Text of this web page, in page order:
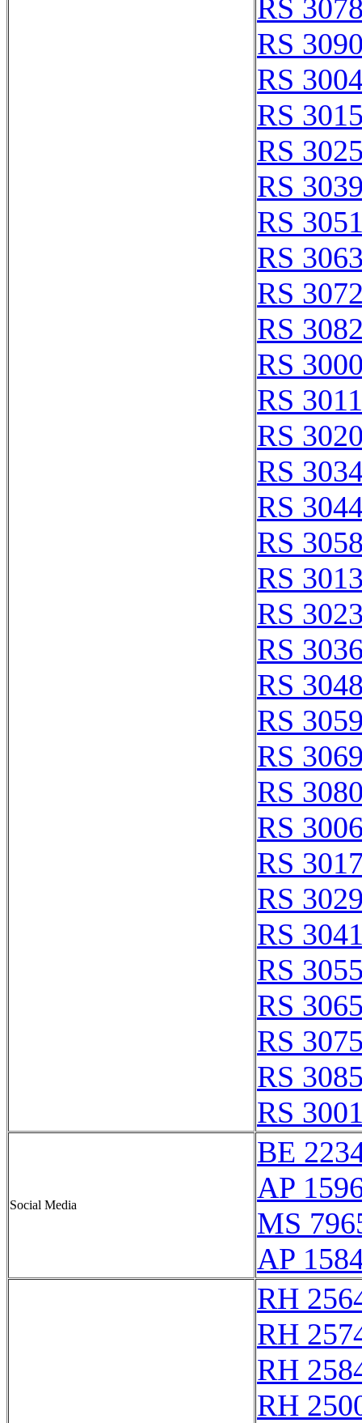
RS
RS
RS
RS
RS
RS
RS
RS
RS
RS
RS
RS
RS
RS
RS
RS
RS
RS
RS
RS
RS
RS
RS
RS
RS
RS
RS
RS
RS
RS
RS
RS
Social Media
BE
AP
MS
AP
RH
RH
RH
RH